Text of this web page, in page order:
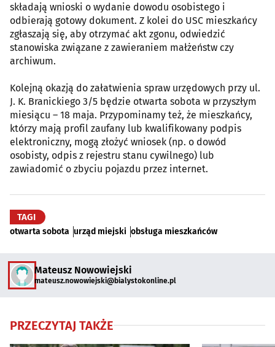
składają wnioski o wydanie dowodu osobistego i
odbierają gotowy dokument. Z kolei do USC mieszkańcy
zgłaszają się, aby otrzymać akt zgonu, odwiedzić
stanowiska związane z zawieraniem małżeństw czy
archiwum.
Kolejną okazją do załatwienia spraw urzędowych przy ul.
J. K. Branickiego 3/5 będzie otwarta sobota w przyszłym
miesiącu – 18 maja. Przypominamy też, że mieszkańcy,
którzy mają profil zaufany lub kwalifikowany podpis
elektroniczny, mogą złożyć wniosek (np. o dowód
osobisty, odpis z rejestru stanu cywilnego) lub
zawiadomić o zbyciu pojazdu przez internet.
TAGI
otwarta sobota urząd miejski obsługa mieszkańców
Mateusz Nowowiejski
mateusz.nowowiejski@bialystokonline.pl
PRZECZYTAJ TAKŻE